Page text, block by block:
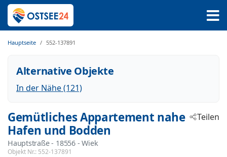
Hauptseite 552-137891
Alternative Objekte
In der Nähe (121)
Gemütliches Appartement nahe
Hafen und Bodden
Hauptstraße - 18556 - Wiek
Objekt Nr.: 552-137891
Teilen